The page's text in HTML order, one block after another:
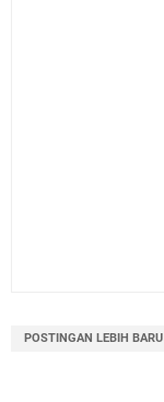
POSTINGAN LEBIH BARU